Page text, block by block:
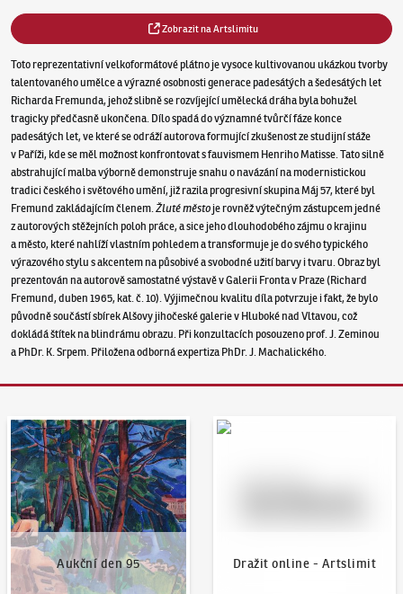
Zobrazit na Artslimitu
Toto reprezentativní velkoformátové plátno je vysoce kultivovanou ukázkou tvorby
talentovaného umělce a výrazné osobnosti generace padesátých a šedesátých let
Richarda Fremunda, jehož slibně se rozvíjející umělecká dráha byla bohužel
tragicky předčasně ukončena. Dílo spadá do významné tvůrčí fáze konce
padesátých let, ve které se odráží autorova formující zkušenost ze studijní stáže
v Paříži, kde se měl možnost konfrontovat s fauvismem Henriho Matisse. Tato silně
abstrahující malba výborně demonstruje snahu o navázání na modernistickou
tradici českého i světového umění, již razila progresivní skupina Máj 57, které byl
Fremund zakládajícím členem.Žluté městoje rovněž výtečným zástupcem jedné
z autorových stěžejních poloh práce, a sice jeho dlouhodobého zájmu o krajinu
a město, které nahlíží vlastním pohledem a transformuje je do svého typického
výrazového stylu s akcentem na působivé a svobodné užití barvy i tvaru. Obraz byl
prezentován na autorově samostatné výstavě v Galerii Fronta v Praze (Richard
Fremund, duben 1965, kat. č. 10). Výjimečnou kvalitu díla potvrzuje i fakt, že bylo
původně součástí sbírek Alšovy jihočeské galerie v Hluboké nad Vltavou, což
dokládá štítek na blindrámu obrazu. Při konzultacích posouzeno prof. J. Zeminou
a PhDr. K. Srpem. Přiložena odborná expertiza PhDr. J. Machalického.
Aukční den 95
Aukční den 95
Dražit online - Artslimit
Dražit online - Artslimit